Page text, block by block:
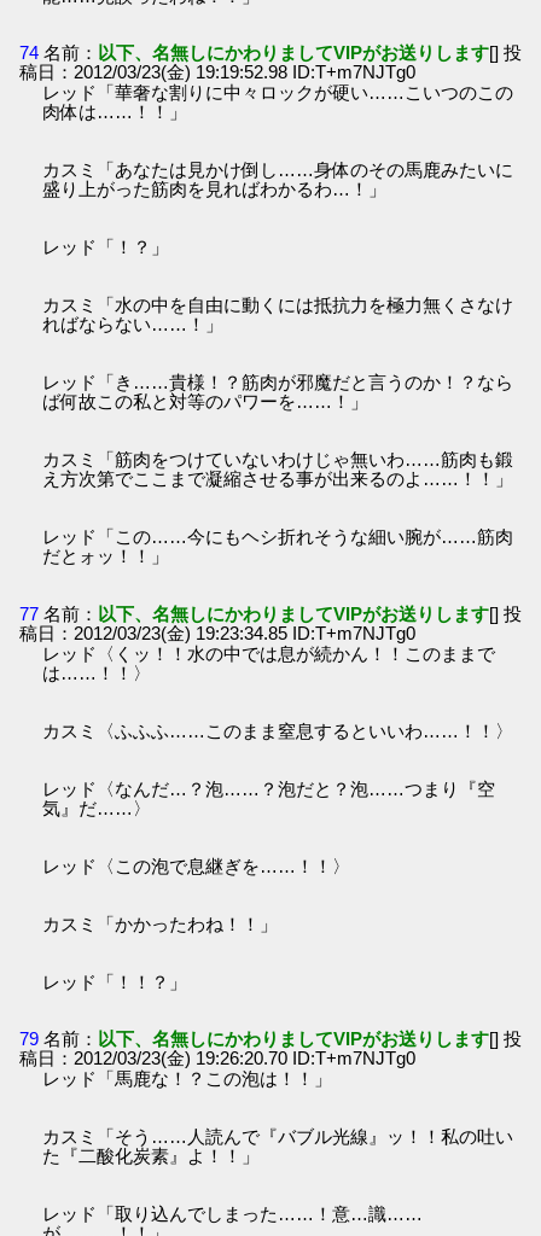
74 名前： 以下、名無しにかわりましてVIPがお送りします[] 投
稿日：2012/03/23(金) 19:19:52.98 ID:T+m7NJTg0
レッド「華奢な割りに中々ロックが硬い……こいつのこの
肉体は……！！」
カスミ「あなたは見かけ倒し……身体のその馬鹿みたいに
盛り上がった筋肉を見ればわかるわ…！」
レッド「！？」
カスミ「水の中を自由に動くには抵抗力を極力無くさなけ
ればならない……！」
レッド「き……貴様！？筋肉が邪魔だと言うのか！？なら
ば何故この私と対等のパワーを……！」
カスミ「筋肉をつけていないわけじゃ無いわ……筋肉も鍛
え方次第でここまで凝縮させる事が出来るのよ……！！」
レッド「この……今にもヘシ折れそうな細い腕が……筋肉
だとォッ！！」
77 名前： 以下、名無しにかわりましてVIPがお送りします[] 投
稿日：2012/03/23(金) 19:23:34.85 ID:T+m7NJTg0
レッド〈くッ！！水の中では息が続かん！！このままで
は……！！〉
カスミ〈ふふふ……このまま窒息するといいわ……！！〉
レッド〈なんだ…？泡……？泡だと？泡……つまり『空
気』だ……〉
レッド〈この泡で息継ぎを……！！〉
カスミ「かかったわね！！」
レッド「！！？」
79 名前： 以下、名無しにかわりましてVIPがお送りします[] 投
稿日：2012/03/23(金) 19:26:20.70 ID:T+m7NJTg0
レッド「馬鹿な！？この泡は！！」
カスミ「そう……人読んで『バブル光線』ッ！！私の吐い
た『二酸化炭素』よ！！」
レッド「取り込んでしまった……！意…識……